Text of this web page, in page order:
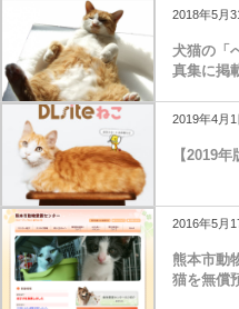
2018年5月
犬猫の「
真集に掲
2019年4月1
【2019
2016年5月
熊本市動
猫を無償